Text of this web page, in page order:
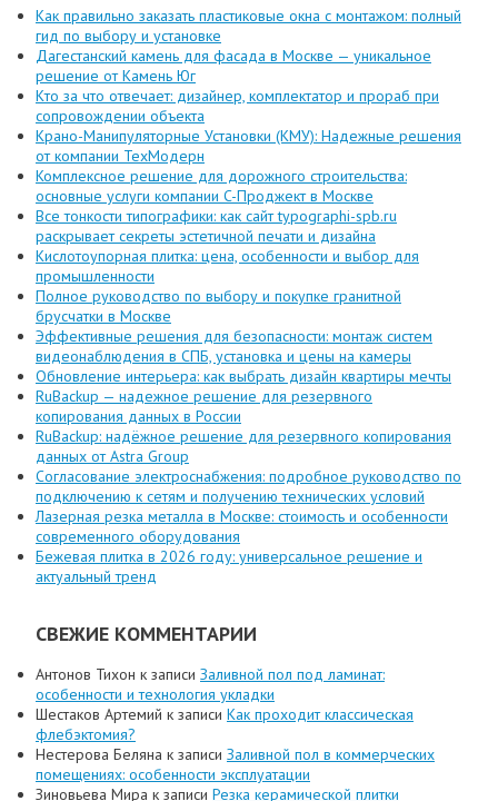
Как правильно заказать пластиковые окна с монтажом: полный
гид по выбору и установке
Дагестанский камень для фасада в Москве — уникальное
решение от Камень Юг
Кто за что отвечает: дизайнер, комплектатор и прораб при
сопровождении объекта
Крано-Манипуляторные Установки (КМУ): Надежные решения
от компании ТехМодерн
Комплексное решение для дорожного строительства:
основные услуги компании C-Проджект в Москве
Все тонкости типографики: как сайт typographi-spb.ru
раскрывает секреты эстетичной печати и дизайна
Кислотоупорная плитка: цена, особенности и выбор для
промышленности
Полное руководство по выбору и покупке гранитной
брусчатки в Москве
Эффективные решения для безопасности: монтаж систем
видеонаблюдения в СПБ, установка и цены на камеры
Обновление интерьера: как выбрать дизайн квартиры мечты
RuBackup — надежное решение для резервного
копирования данных в России
RuBackup: надёжное решение для резервного копирования
данных от Astra Group
Согласование электроснабжения: подробное руководство по
подключению к сетям и получению технических условий
Лазерная резка металла в Москве: стоимость и особенности
современного оборудования
Бежевая плитка в 2026 году: универсальное решение и
актуальный тренд
СВЕЖИЕ КОММЕНТАРИИ
Антонов Тихон к записи Заливной пол под ламинат:
особенности и технология укладки
Шестаков Артемий к записи Как проходит классическая
флебэктомия?
Нестерова Беляна к записи Заливной пол в коммерческих
помещениях: особенности эксплуатации
Зиновьева Мира к записи Резка керамической плитки